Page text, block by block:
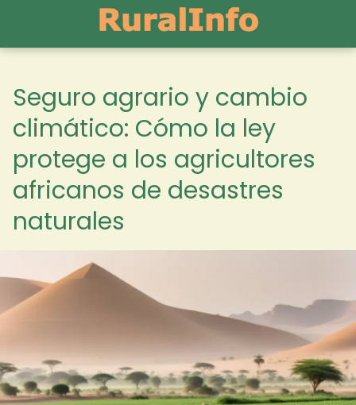
Seguro agrario y cambio
climático: Cómo la ley
protege a los agricultores
africanos de desastres
naturales